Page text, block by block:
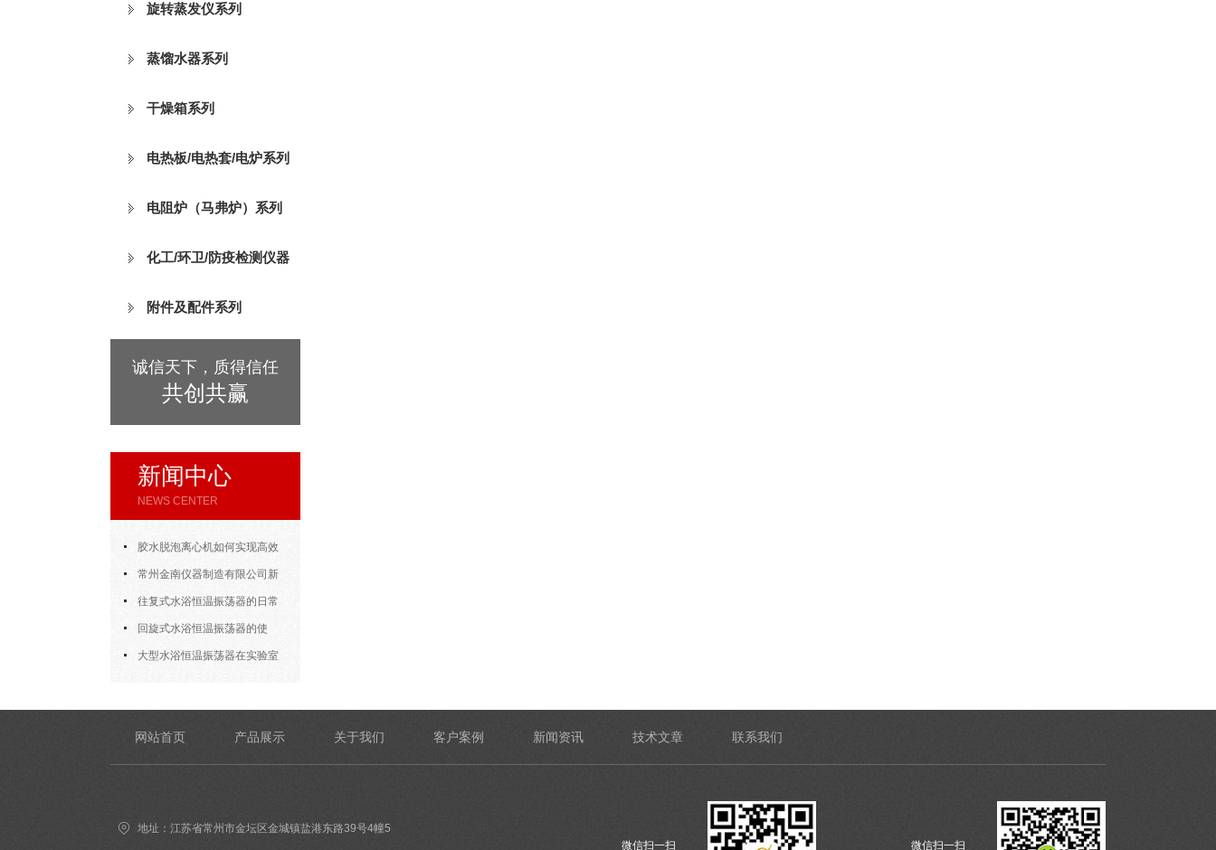
旋转蒸发仪系列
蒸馏水器系列
干燥箱系列
电热板/电热套/电炉系列
电阻炉（马弗炉）系列
化工/环卫/防疫检测仪器
附件及配件系列
诚信天下，质得信任
共创共赢
新闻中心
NEWS CENTER
胶水脱泡离心机如何实现高效
脱泡常州金南仪器制造有限公司新
年开门大吉
往复式水浴恒温振荡器的日常
使用回旋式水浴恒温振荡器的使
用，方法其实很简单
大型水浴恒温振荡器在实验室
网站首页 产品展示 关于我们 客户案例 新闻资讯 技术文章 联系我们
地址：江苏省常州市金坛区金城镇盐港东路39号4幢5
微信扫一扫
微信扫一扫